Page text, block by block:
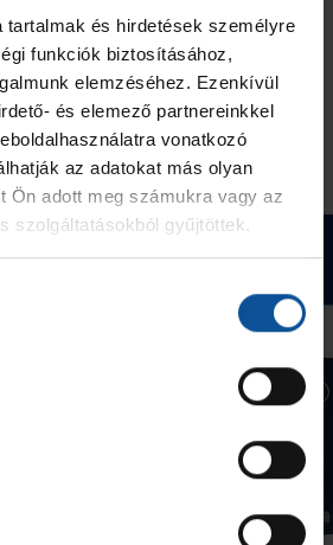
tartalmak és hirdetések személyre
funkciók biztosításához,
elemzéséhez. Ezenkívül
és elemező partnereinkkel
vonatkozó
az adatokat más olyan
Ön adott meg számukra vagy az
szolgáltatásokból gyűjtöttek.